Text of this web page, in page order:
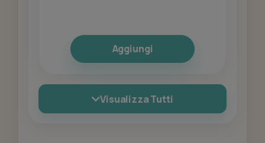
Aggiungi
Visualizza Tutti